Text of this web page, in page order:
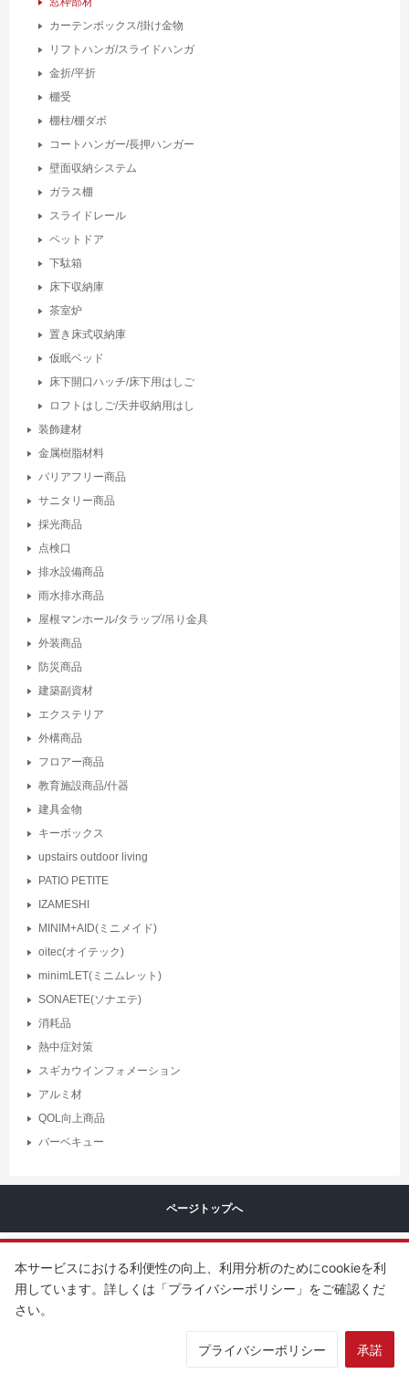
カーテンボックス/掛け金物
リフトハンガ/スライドハンガ
金折/平折
棚受
棚柱/棚ダボ
コートハンガー/長押ハンガー
壁面収納システム
ガラス棚
スライドレール
ペットドア
下駄箱
床下収納庫
茶室炉
置き床式収納庫
仮眠ベッド
床下開口ハッチ/床下用はしご
ロフトはしご/天井収納用はし
装飾建材
金属樹脂材料
バリアフリー商品
サニタリー商品
採光商品
点検口
排水設備商品
雨水排水商品
屋根マンホール/タラップ/吊り金具
外装商品
防災商品
建築副資材
エクステリア
外構商品
フロアー商品
教育施設商品/什器
建具金物
キーボックス
upstairs outdoor living
PATIO PETITE
IZAMESHI
MINIM+AID(ミニメイド)
oitec(オイテック)
minimLET(ミニムレット)
SONAETE(ソナエテ)
消耗品
熱中症対策
スギカウインフォメーション
アルミ材
QOL向上商品
バーベキュー
ページトップへ
All rights reserved.
本サービスにおける利便性の向上、利用分析のためにcookieを利
用しています。詳しくは「プライバシーポリシー」をご確認くだ
さい。
プライバシーポリシー 承諾